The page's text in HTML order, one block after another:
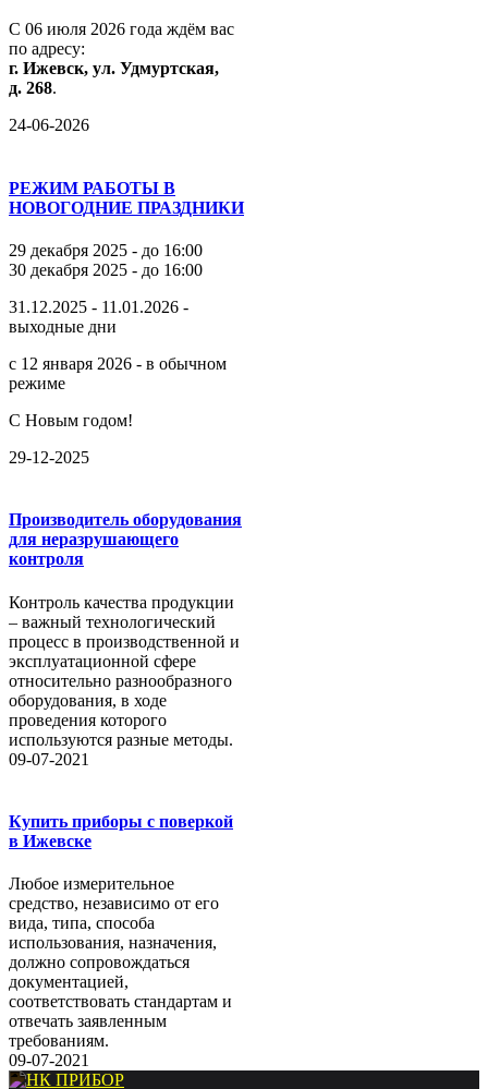
С 06 июля 2026 года ждём вас
по адресу:
г. Ижевск, ул. Удмуртская,
д. 268.
24-06-2026
РЕЖИМ РАБОТЫ В
НОВОГОДНИЕ ПРАЗДНИКИ
29 декабря 2025 - до 16:00
30 декабря 2025 - до 16:00
31.12.2025 - 11.01.2026 -
выходные дни
с 12 января 2026 - в обычном
режиме
С Новым годом!
29-12-2025
Производитель оборудования
для неразрушающего
контроля
Контроль качества продукции
– важный технологический
процесс в производственной и
эксплуатационной сфере
относительно разнообразного
оборудования, в ходе
проведения которого
используются разные методы.
09-07-2021
Купить приборы с поверкой
в Ижевске
Любое измерительное
средство, независимо от его
вида, типа, способа
использования, назначения,
должно сопровождаться
документацией,
соответствовать стандартам и
отвечать заявленным
требованиям.
09-07-2021